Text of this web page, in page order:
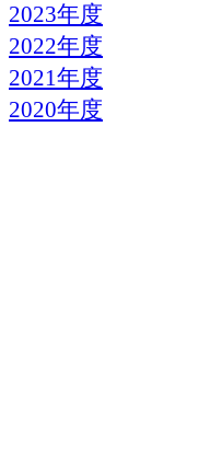
2023年度
2022年度
2021年度
2020年度